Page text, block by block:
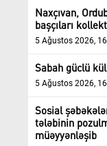
Naxçıvan,
başçıları
5 Ağustos 2026,
Sabah güclü
5 Ağustos 2026,
Sosial
tələbinin
müəyyənləşib